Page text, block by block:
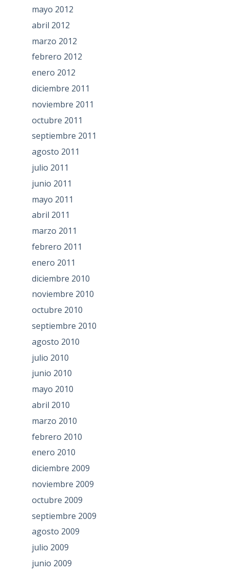
mayo 2012
abril 2012
marzo 2012
febrero 2012
enero 2012
diciembre 2011
noviembre 2011
octubre 2011
septiembre 2011
agosto 2011
julio 2011
junio 2011
mayo 2011
abril 2011
marzo 2011
febrero 2011
enero 2011
diciembre 2010
noviembre 2010
octubre 2010
septiembre 2010
agosto 2010
julio 2010
junio 2010
mayo 2010
abril 2010
marzo 2010
febrero 2010
enero 2010
diciembre 2009
noviembre 2009
octubre 2009
septiembre 2009
agosto 2009
julio 2009
junio 2009